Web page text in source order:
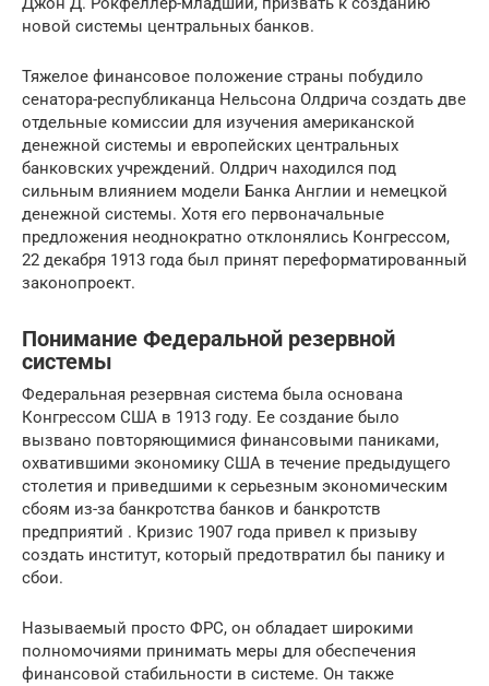
новой системы центральных банков.
Тяжелое финансовое положение страны побудило
сенатора-республиканца Нельсона Олдрича создать две
отдельные комиссии для изучения американской
денежной системы и европейских центральных
банковских учреждений. Олдрич находился под
сильным влиянием модели Банка Англии и немецкой
денежной системы. Хотя его первоначальные
предложения неоднократно отклонялись Конгрессом,
22 декабря 1913 года был принят переформатированный
законопроект.
Понимание Федеральной резервной
системы
Федеральная резервная система была основана
Конгрессом США в 1913 году. Ее создание было
вызвано повторяющимися финансовыми паниками,
охватившими экономику США в течение предыдущего
столетия и приведшими к серьезным экономическим
сбоям из-за банкротства банков и банкротств
предприятий . Кризис 1907 года привел к призыву
создать институт, который предотвратил бы панику и
сбои.
Называемый просто ФРС, он обладает широкими
полномочиями принимать меры для обеспечения
финансовой стабильности в системе. Он также